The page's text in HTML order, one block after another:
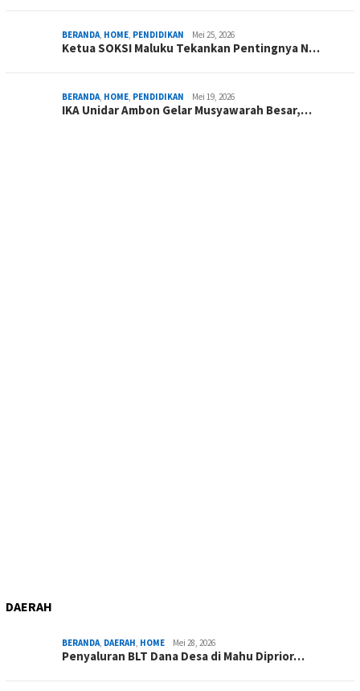
BERANDA, HOME, PENDIDIKAN Mei 25, 2026
Ketua SOKSI Maluku Tekankan Pentingnya N…
BERANDA, HOME, PENDIDIKAN Mei 19, 2026
IKA Unidar Ambon Gelar Musyawarah Besar,…
DAERAH
BERANDA, DAERAH, HOME Mei 28, 2026
Penyaluran BLT Dana Desa di Mahu Diprior…